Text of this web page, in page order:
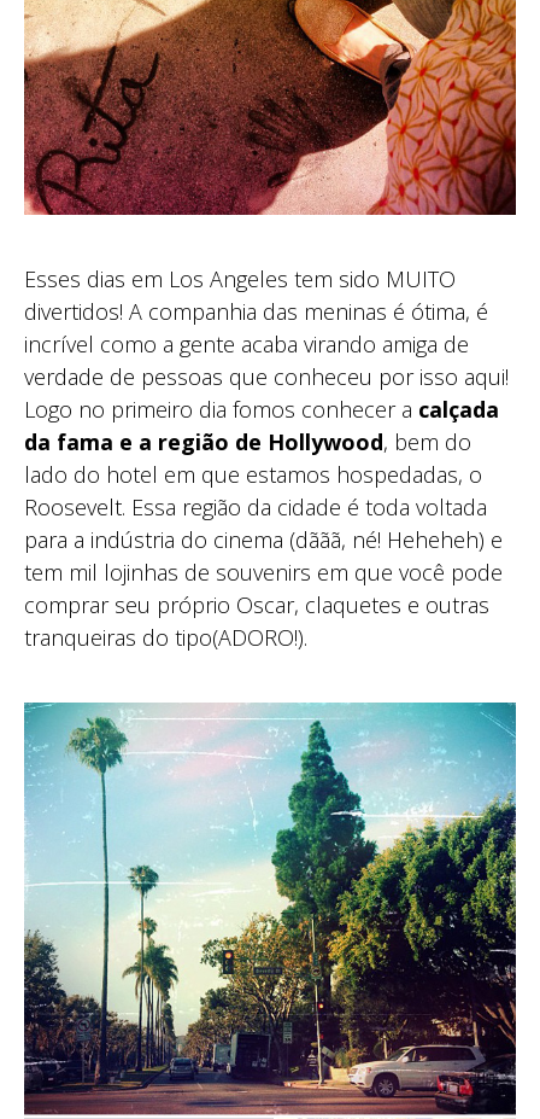
Esses dias em Los Angeles tem sido MUITO
divertidos! A companhia das meninas é ótima, é
incrível como a gente acaba virando amiga de
verdade de pessoas que conheceu por isso aqui!
Logo no primeiro dia fomos conhecer a calçada
da fama e a região de Hollywood, bem do
lado do hotel em que estamos hospedadas, o
Roosevelt. Essa região da cidade é toda voltada
para a indústria do cinema (dããã, né! Heheheh) e
tem mil lojinhas de souvenirs em que você pode
comprar seu próprio Oscar, claquetes e outras
tranqueiras do tipo(ADORO!).